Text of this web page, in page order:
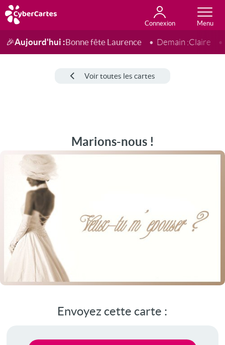
Connexion
Anniversaire
Fête du jour
Amour
Amitié
Merci
Toutes les cartes
🎉Aujourd'hui :Bonne fête Laurence Demain :Claire
Voir toutes les cartes
Marions-nous !
Envoyez cette carte :